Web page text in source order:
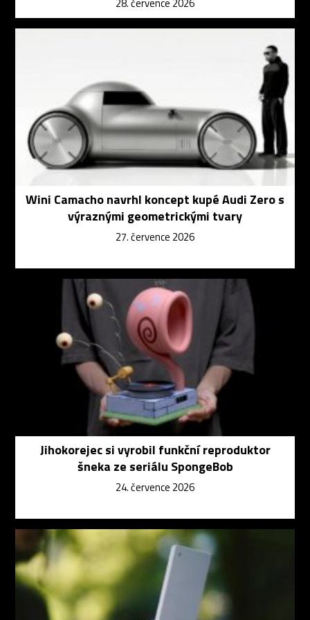
Wini Camacho navrhl koncept kupé Audi Zero s
výraznými geometrickými tvary
27. července 2026
Jihokorejec si vyrobil funkční reproduktor
šneka ze seriálu SpongeBob
24. července 2026